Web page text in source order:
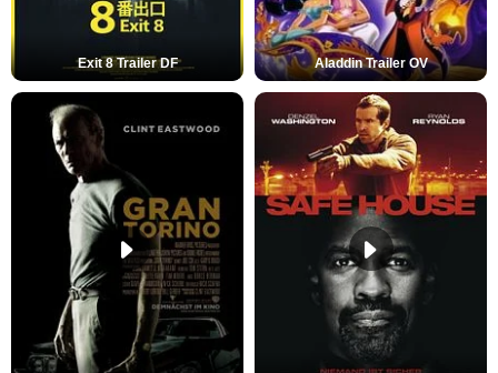
Exit 8 Trailer DF Aladdin Trailer OV